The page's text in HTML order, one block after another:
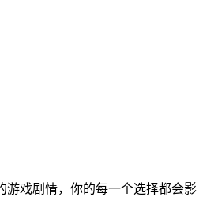
游戏剧情，你的每一个选择都会影